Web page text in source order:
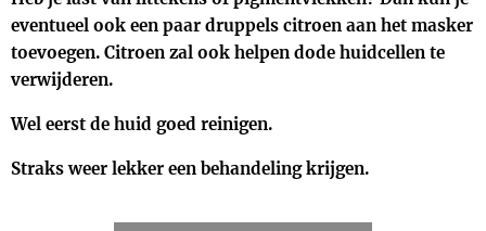
eventueel ook een paar druppels citroen aan het masker
toevoegen. Citroen zal ook helpen dode huidcellen te
verwijderen.
Wel eerst de huid goed reinigen.
Straks weer lekker een behandeling krijgen.